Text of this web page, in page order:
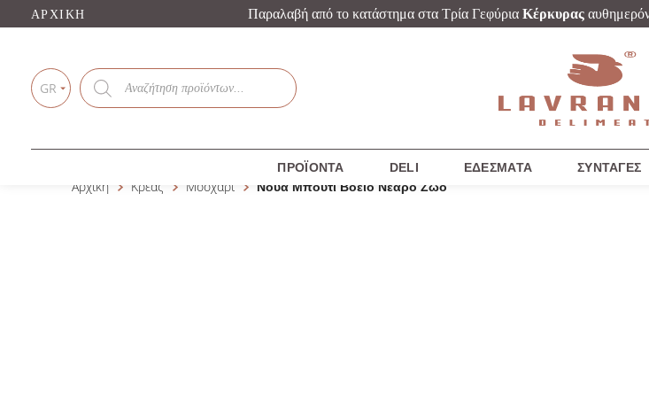
ΑΡΧΙΚΉ Παραλαβή από το κατάστημα στα Τρία Γεφύρια Κέρκυρας
GR
Products
search
ΠΡΟΪΌΝΤΑ DELI ΕΔΈΣΜΑΤΑ ΣΥΝΤΑΓΈΣ
Αρχική Κρέας Μοσχάρι Νουά Μπούτι Βόειο Νεαρό Ζώο